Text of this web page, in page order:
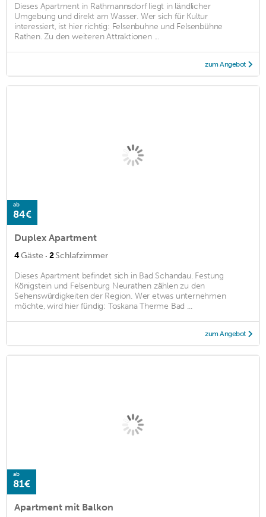
Dieses Apartment in Rathmannsdorf liegt in ländlicher
Umgebung und direkt am Wasser. Wer sich für Kultur
interessiert, ist hier richtig: Felsenbuhne und Felsenbühne
Rathen. Zu den weiteren Attraktionen ...
zum Angebot
ab
84€
Duplex Apartment
4Gäste · 2Schlafzimmer
Dieses Apartment befindet sich in Bad Schandau. Festung
Königstein und Felsenburg Neurathen zählen zu den
Sehenswürdigkeiten der Region. Wer etwas unternehmen
möchte, wird hier fündig: Toskana Therme Bad ...
zum Angebot
ab
81€
Apartment mit Balkon